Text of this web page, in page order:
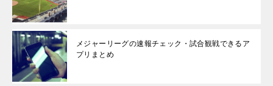
メジャーリーグの速報チェック・試合観戦できるア
プリまとめ